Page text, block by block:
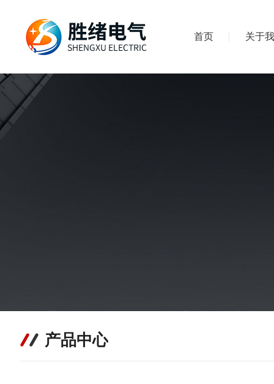
首页 关于
产品中心